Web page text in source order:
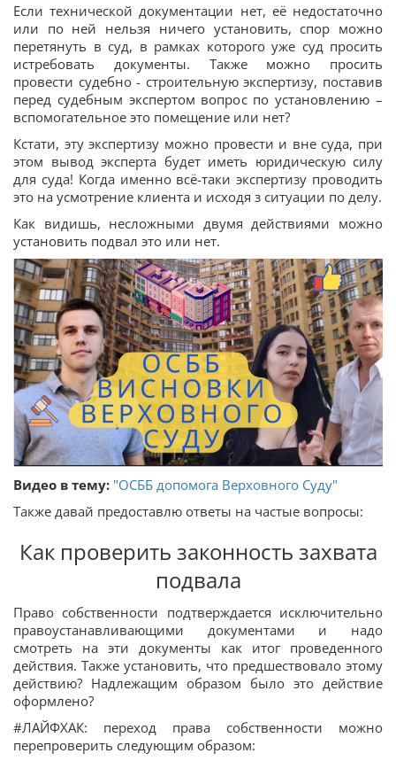
Если технической документации нет, её недостаточно
или по ней нельзя ничего установить, спор можно
перетянуть в суд, в рамках которого уже суд просить
истребовать документы. Также можно просить
провести судебно - строительную экспертизу, поставив
перед судебным экспертом вопрос по установлению –
вспомогательное это помещение или нет?
Кстати, эту экспертизу можно провести и вне суда, при
этом вывод эксперта будет иметь юридическую силу
для суда! Когда именно всё-таки экспертизу проводить
это на усмотрение клиента и исходя з ситуации по делу.
Как видишь, несложными двумя действиями можно
установить подвал это или нет.
Видео в тему: "ОСББ допомога Верховного Суду"
Также давай предоставлю ответы на частые вопросы:
Как проверить законность захвата
подвала
Право собственности подтверждается исключительно
правоустанавливающими документами и надо
смотреть на эти документы как итог проведенного
действия. Также установить, что предшествовало этому
действию? Надлежащим образом было это действие
оформлено?
#ЛАЙФХАК: переход права собственности можно
перепроверить следующим образом: